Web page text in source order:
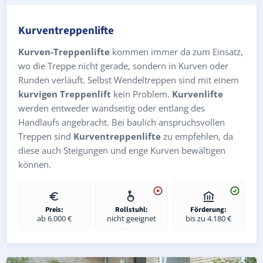
Kurventreppenlifte
Kurven-Treppenlifte kommen immer da zum Einsatz,
wo die Treppe nicht gerade, sondern in Kurven oder
Runden verläuft. Selbst Wendeltreppen sind mit einem
kurvigen Treppenlift kein Problem. Kurvenlifte
werden entweder wandseitig oder entlang des
Handlaufs angebracht. Bei baulich anspruchsvollen
Treppen sind Kurventreppenlifte zu empfehlen, da
diese auch Steigungen und enge Kurven bewältigen
können.
Preis:
ab 6.000 €
Rollstuhl:
nicht geeignet
Förderung:
bis zu 4.180 €